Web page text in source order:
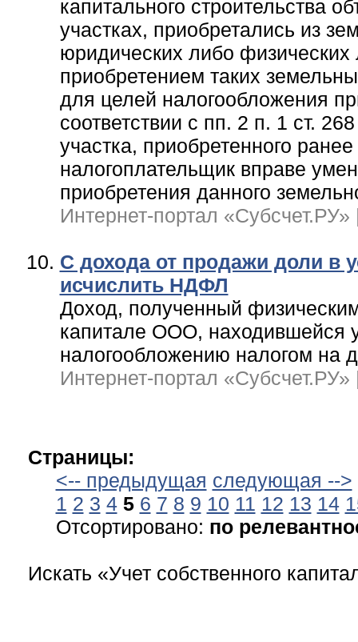
капитального строительства
участках, приобретались из
юридических либо
приобретением таких
для целей налогообложения
соответствии с пп. 2 п. 1 ст.
участка, приобретенного
налогоплательщик вправе
приобретения данного
Интернет-портал
С дохода от продажи доли в
исчислить НДФЛ
Доход, полученный
капитале ООО, находившейся
налогообложению налогом на
Интернет-портал
Страницы:
<-- предыдущая следующая -->
1 2 3 4 5 6 7 8 9 10 11 12 13 14
Отсортировано: по
Искать «Учет собственного